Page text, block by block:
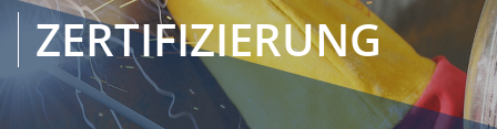
ZERTIFIZIERUNG